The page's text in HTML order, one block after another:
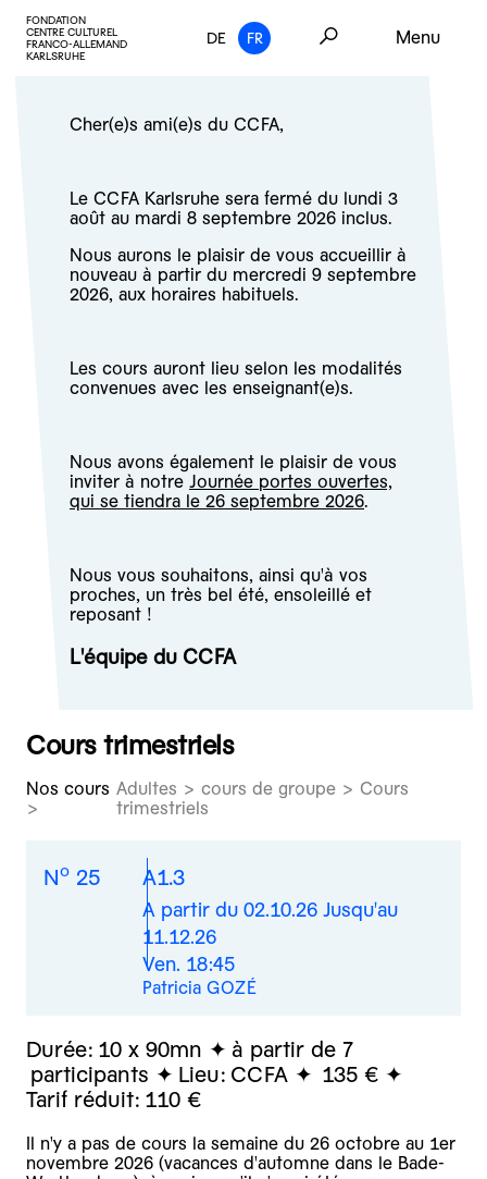
FONDATION
CENTRE CULTUREL
FRANCO-ALLEMAND
KARLSRUHE
DE FR Menu
Cher(e)s ami(e)s du CCFA,
Le CCFA Karlsruhe sera fermé du lundi 3
août au mardi 8 septembre 2026 inclus.
Nous aurons le plaisir de vous accueillir à
nouveau à partir du mercredi 9 septembre
2026, aux horaires habituels.
Les cours auront lieu selon les modalités
convenues avec les enseignant(e)s.
Nous avons également le plaisir de vous
inviter à notre Journée portes ouvertes,
qui se tiendra le 26 septembre 2026.
Nous vous souhaitons, ainsi qu'à vos
proches, un très bel été, ensoleillé et
reposant !
L'équipe du CCFA
Cours trimestriels
Nos cours Adultes > cours de groupe > Cours
trimestriels
No 25 A1.3
A partir du 02.10.26 Jusqu'au
11.12.26
Ven. 18:45
Patricia GOZÉ
Durée: 10 x 90mn
à partir de 7
participants
Lieu: CCFA
135 €
Tarif réduit: 110 €
Il n'y a pas de cours la semaine du 26 octobre au 1er
novembre 2026 (vacances d'automne dans le Bade-